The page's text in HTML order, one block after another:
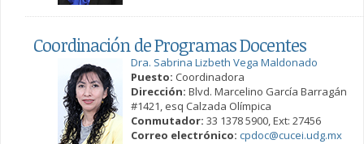
Coordinación de Programas Docentes
Dra. Sabrina Lizbeth Vega Maldonado
Puesto: Coordinadora
Dirección: Blvd. Marcelino García Barragán
#1421, esq Calzada Olímpica
Conmutador: 33 1378 5900, Ext: 27456
Correo electrónico: cpdoc@cucei.udg.mx